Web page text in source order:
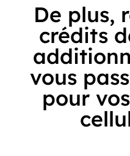
De plus,
crédits
vous
pour